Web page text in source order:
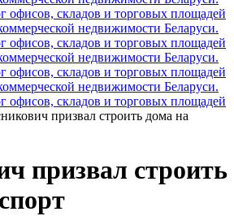
офисов, складов и торговых площадей
недвижимости Беларуси.
офисов, складов и торговых площадей
недвижимости Беларуси.
офисов, складов и торговых площадей
недвижимости Беларуси.
офисов, складов и торговых площадей
призвал строить дома на
призвал строить